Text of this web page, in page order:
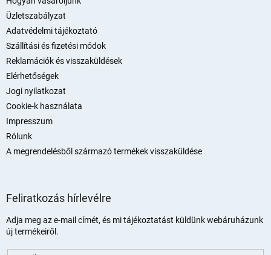
Üzletszabályzat
Adatvédelmi tájékoztató
Szállítási és fizetési módok
Reklamációk és visszaküldések
Elérhetőségek
Jogi nyilatkozat
Cookie-k használata
Impresszum
Rólunk
A megrendelésből származó termékek visszaküldése
Feliratkozás hírlevélre
Adja meg az e-mail címét, és mi tájékoztatást küldünk webáruházunk
új termékeiről.